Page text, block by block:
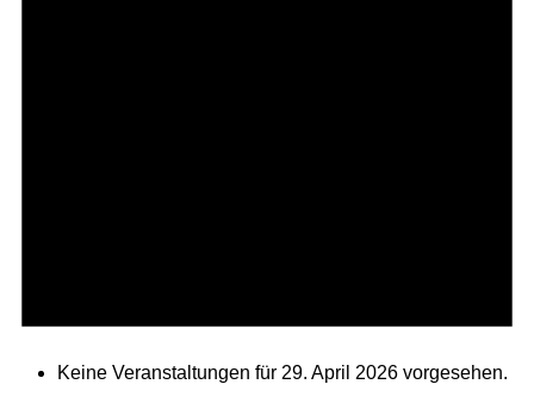
Keine Veranstaltungen für 29. April 2026 vorgesehen.